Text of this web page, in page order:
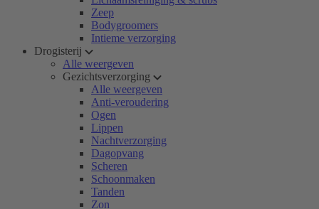
Zeep
Bodygroomers
Intieme verzorging
Drogisterij
Alle weergeven
Gezichtsverzorging
Alle weergeven
Anti-veroudering
Ogen
Lippen
Nachtverzorging
Dagopvang
Scheren
Schoonmaken
Tanden
Zon